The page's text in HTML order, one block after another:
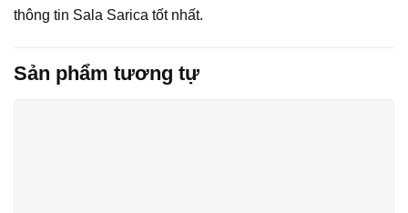
thông tin Sala Sarica tốt nhất.
Sản phẩm tương tự